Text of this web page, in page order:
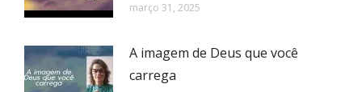
março 31, 2025
A imagem de Deus que você
carrega